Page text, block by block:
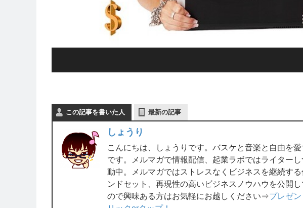
この記事を書いた人 最新の記事
しょうり
こんにちは、しょうりです。バスケと音楽と自由を
です。メルマガで情報配信、起業ラボではライター
動中。メルマガではストレスなくビジネスを継続す
ンドセット、再現性の高いビジネスノウハウを公開
ので興味ある方はお気軽にお越しください⇒プレゼ